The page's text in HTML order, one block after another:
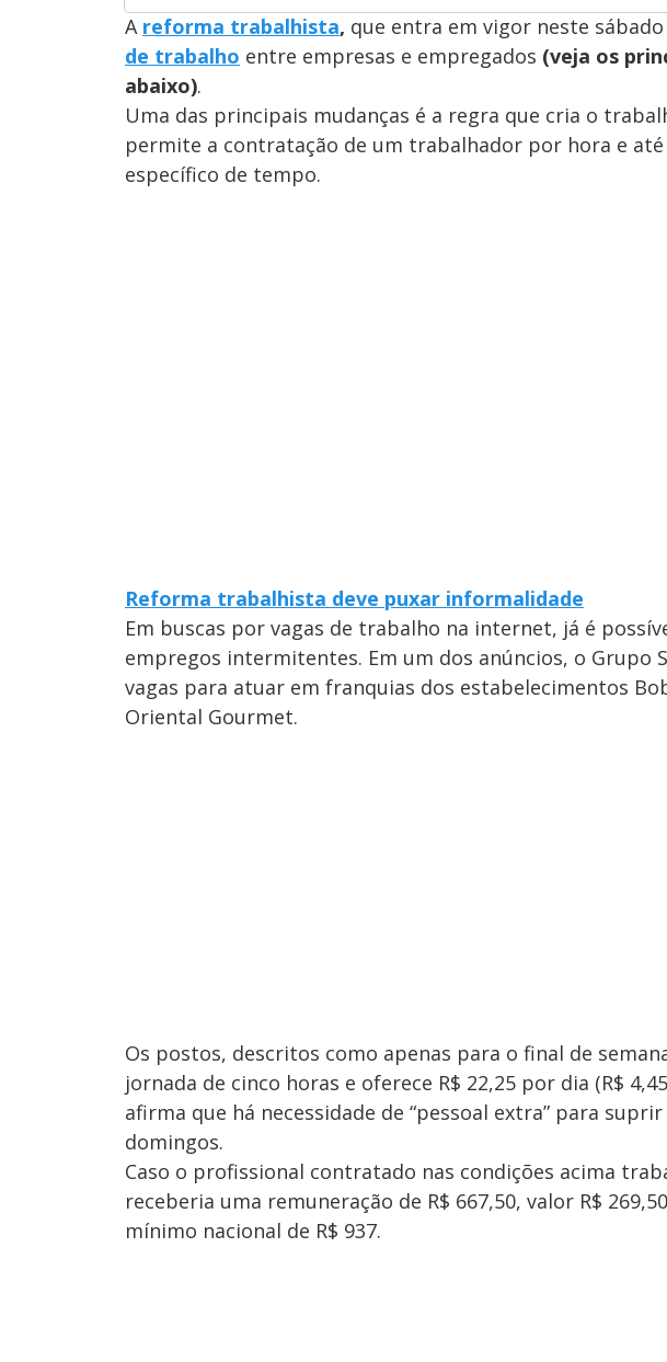
A reforma trabalhista, que entra em vigor neste sábado
de trabalho entre empresas e empregados (veja os
abaixo).
Uma das principais mudanças é a regra que cria o
permite a contratação de um trabalhador por hora e
específico de tempo.
Reforma trabalhista deve puxar informalidade
Em buscas por vagas de trabalho na internet, já é
empregos intermitentes. Em um dos anúncios, o Grupo
vagas para atuar em franquias dos estabelecimentos
Oriental Gourmet.
Os postos, descritos como apenas para o final de
jornada de cinco horas e oferece R$ 22,25 por dia (R$
afirma que há necessidade de “pessoal extra” para
domingos.
Caso o profissional contratado nas condições acima
receberia uma remuneração de R$ 667,50, valor R$
mínimo nacional de R$ 937.